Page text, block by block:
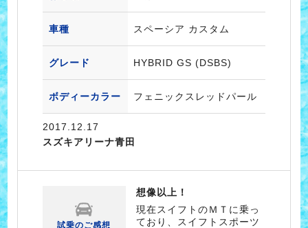
車種 スペーシア カスタム
グレード HYBRID GS (DSBS)
ボディーカラー フェニックスレッドパール
2017.12.17
スズキアリーナ青田
試乗のご感想
想像以上！
現在スイフトのＭＴに乗っ
ており、スイフトスポーツ